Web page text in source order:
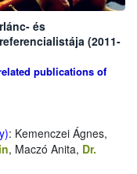
és
(2011-
publications of
: Kemenczei Ágnes,
, Maczó Anita, Dr.